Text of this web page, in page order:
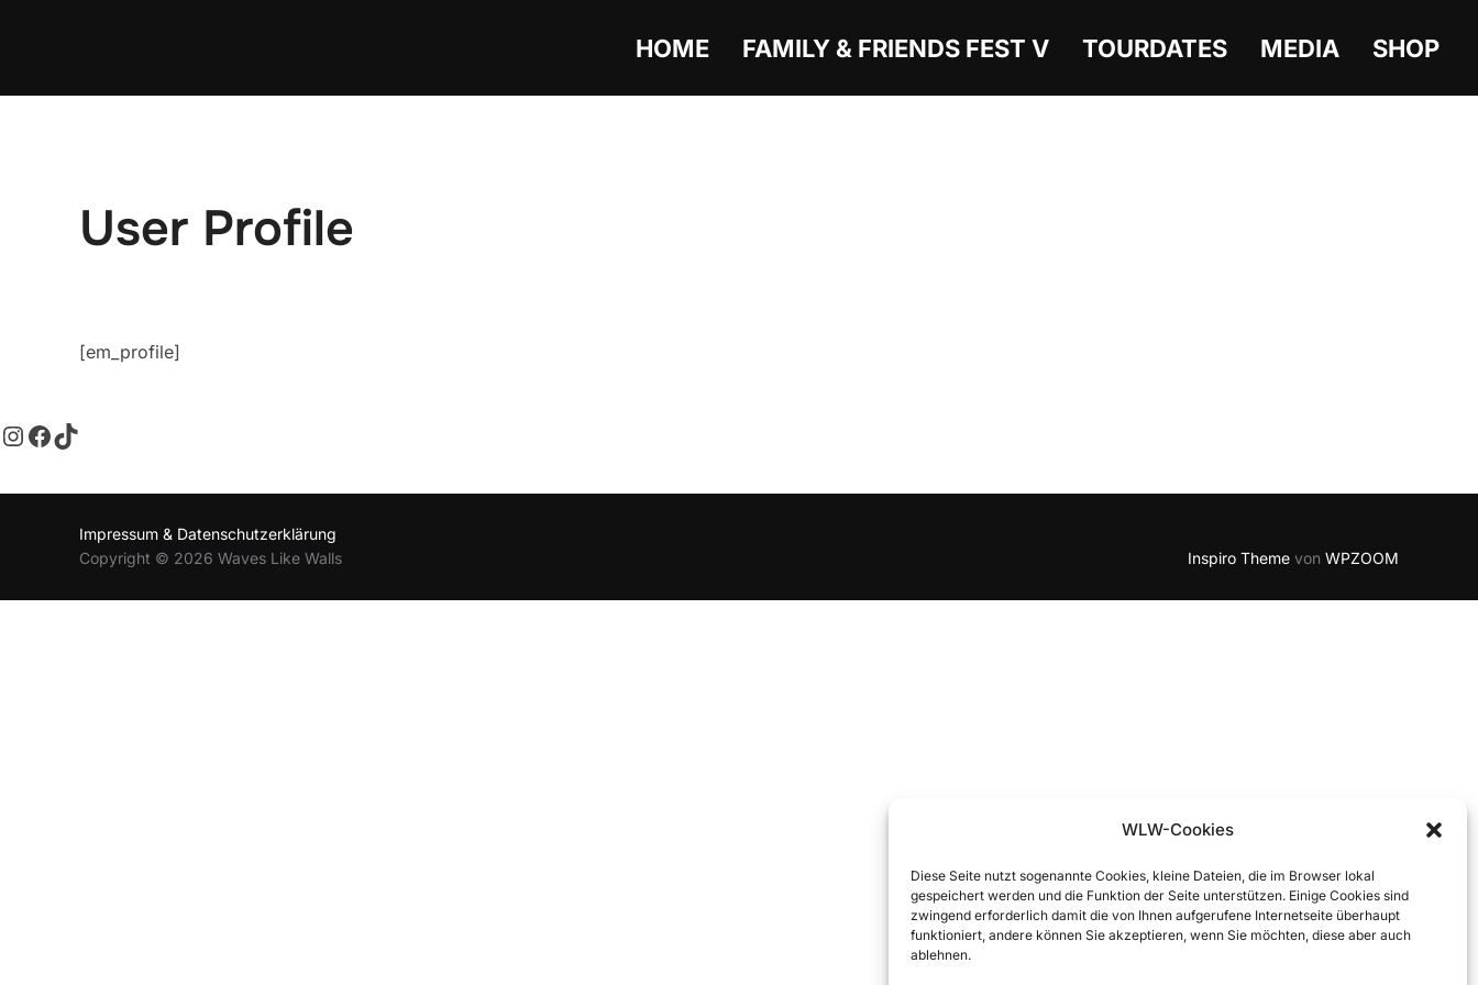
WLW-Cookies
Diese Seite nutzt sogenannte Cookies, kleine Dateien, die im Browser lokal
gespeichert werden und die Funktion der Seite unterstützen. Einige Cookies sind
zwingend erforderlich damit die von Ihnen aufgerufene Internetseite überhaupt
funktioniert, andere können Sie akzeptieren, wenn Sie möchten, diese aber auch
ablehnen.
HOME FAMILY & FRIENDS FEST V TOURDATES MEDIA SHOP
User Profile
[em_profile]
Impressum & Datenschutzerklärung
Copyright © 2026 Waves Like Walls
Inspiro Theme von WPZOOM